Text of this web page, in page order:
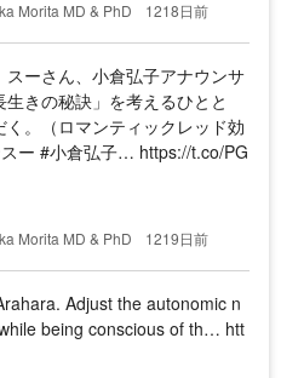
Morita MD & PhD 1218日前
スーさん、小倉弘子アナウンサ
きの秘訣」を考えるひとと
。（ロマンティックレッド効
ー #小倉弘子… https://t.co/PG
Morita MD & PhD
1219日前
Adjust the autonomic n
being conscious of th… htt